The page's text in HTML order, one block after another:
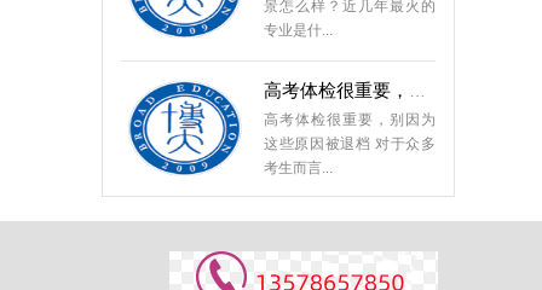
专业是什...
高考体检很重要，别因为
这些原因被退档 对于众多
考生而言...
视。能够在...